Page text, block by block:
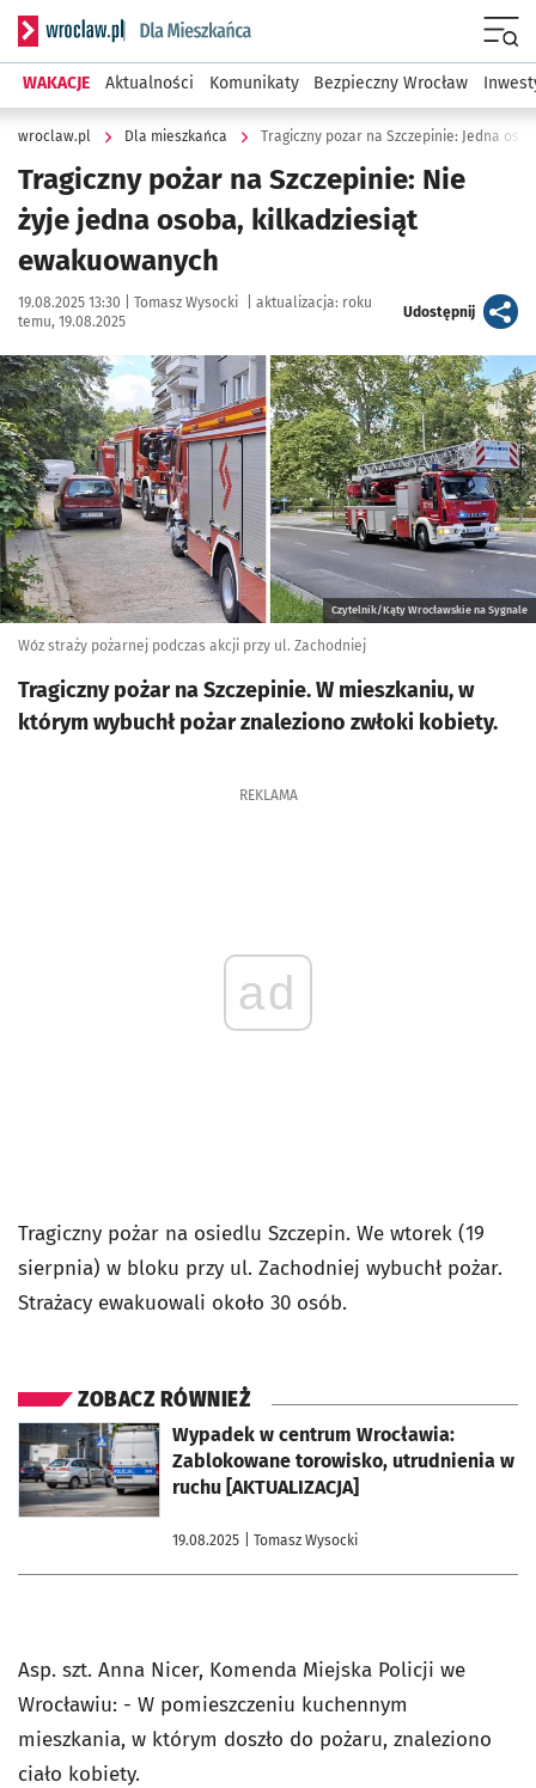
Serwis informacyjny wroclaw.pl podserwis: Dla mieszkańca
WAKACJE Aktualności Komunikaty Bezpieczny Wrocław
wroclaw.pl Dla mieszkańca Tragiczny pozar na Szczepinie: Jedna
Tragiczny pożar na Szczepinie: Nie
żyje jedna osoba, kilkadziesiąt
ewakuowanych
Data publikacji:
19.08.2025 13:30 | Autor:
Tomasz Wysocki aktualizacja: roku
temu, 19.08.2025
Udostępnijartykuł
Kliknij, aby powiększyć
Czytelnik/Kąty Wrocławskie na Sygnale
Wóz straży pożarnej podczas akcji przy ul. Zachodniej
Tragiczny pożar na Szczepinie. W mieszkaniu, w
którym wybuchł pożar znaleziono zwłoki kobiety.
REKLAMA
ad
Tragiczny pożar na osiedlu Szczepin. We wtorek (19
sierpnia) w bloku przy ul. Zachodniej wybuchł pożar.
Strażacy ewakuowali około 30 osób.
ZOBACZ RÓWNIEŻ
Wypadek w centrum Wrocławia:
Zablokowane torowisko, utrudnienia w
ruchu [AKTUALIZACJA]
19.08.2025 | Tomasz Wysocki
otworzy się w nowej karcie
Asp. szt. Anna Nicer, Komenda Miejska Policji we
Wrocławiu: - W pomieszczeniu kuchennym
mieszkania, w którym doszło do pożaru, znaleziono
ciało kobiety.